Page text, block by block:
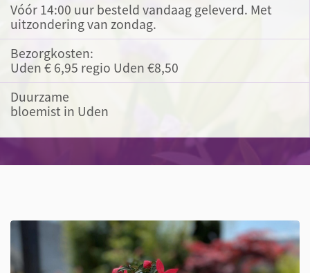
Vóór 14:00 uur besteldvandaag geleverd. Met
uitzondering van zondag.
Bezorgkosten:
Uden € 6,95 regio Uden €8,50
Duurzame
bloemist in Uden